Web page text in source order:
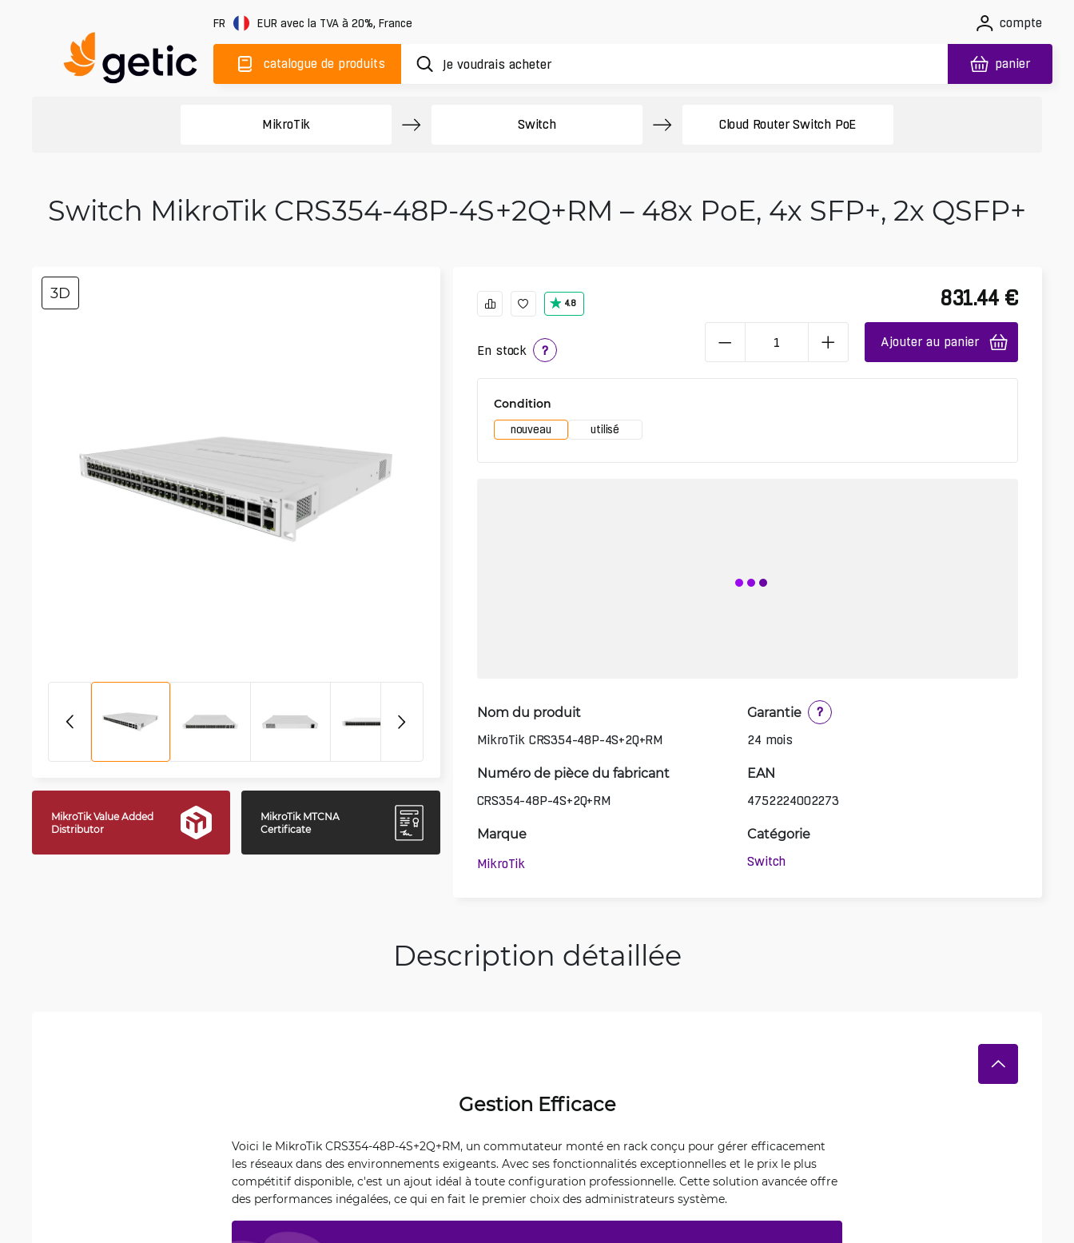
FR EUR avec la TVA à 20%, France compte
catalogue de produits panier
MikroTik Switch Cloud Router Switch PoE
Switch MikroTik CRS354-48P-4S+2Q+RM – 48x PoE, 4x SFP+, 2x QSFP+
3D
3D
MikroTik Value Added
Distributor
MikroTik MTCNA
Certificate
4.8
En stock ?
831.44 €
Ajouter au panier
Condition
nouveau utilisé
Nom du produit
MikroTik CRS354-48P-4S+2Q+RM
Garantie
?
24 mois
Numéro de pièce du fabricant
CRS354-48P-4S+2Q+RM
EAN
4752224002273
Marque
MikroTik
Catégorie
Switch
Description détaillée
Gestion Efficace
Voici le MikroTik CRS354-48P-4S+2Q+RM, un commutateur monté en rack conçu pour gérer efficacement
les réseaux dans des environnements exigeants. Avec ses fonctionnalités exceptionnelles et le prix le plus
compétitif disponible, c'est un ajout idéal à toute configuration professionnelle. Cette solution avancée offre
des performances inégalées, ce qui en fait le premier choix des administrateurs système.